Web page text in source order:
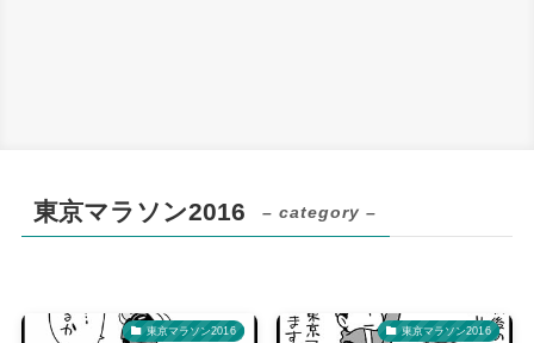
東京マラソン2016 – category –
東京マラソン2016 東京マラソン2016